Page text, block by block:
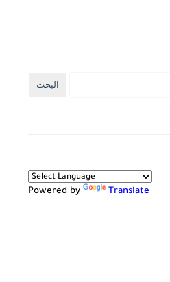
Powered by Translate